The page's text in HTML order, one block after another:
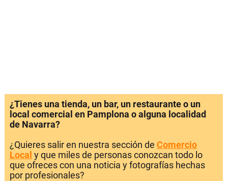
¿Tienes una tienda, un bar, un restaurante o un
local comercial en Pamplona o alguna localidad
de Navarra?
¿Quieres salir en nuestra sección de Comercio
Local y que miles de personas conozcan todo lo
que ofreces con una noticia y fotografías hechas
por profesionales?